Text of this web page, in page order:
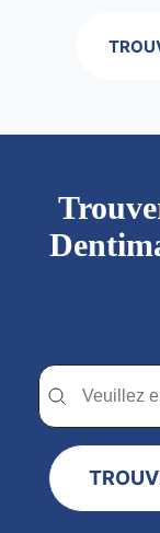
Trouver un
Trouver un